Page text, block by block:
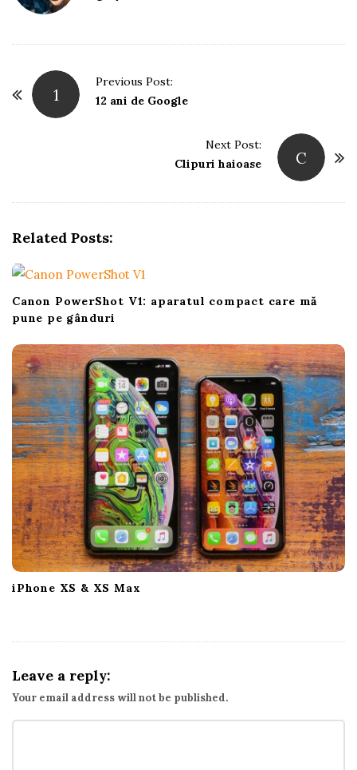
1
Previous Post:
12 ani de Google
C
Next Post:
Clipuri haioase
Related Posts:
Canon PowerShot V1: aparatul compact care mă
pune pe gânduri
iPhone XS & XS Max
Leave a reply:
Your email address will not be published.